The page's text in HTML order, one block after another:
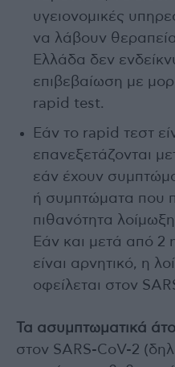
υγειονομικές
να λάβουν
Ελλάδα δεν
επιβεβαίωση με
rapid test.
Εάν το rapid τεστ
επανεξετάζονται
εάν έχουν
ή συμπτώματα που
πιθανότητα
Εάν και μετά από 2
είναι αρνητικό, η
οφείλεται στον
Τα ασυμπτωματικά
στον SARS-CoV-2